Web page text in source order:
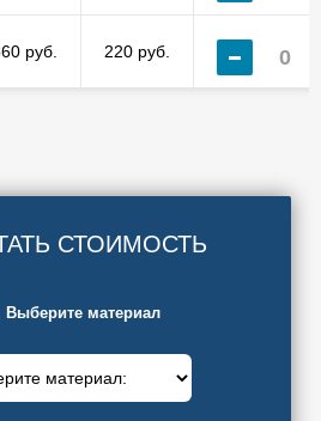
руб. 220 руб.
СТОИМОСТЬ
Выберите материал